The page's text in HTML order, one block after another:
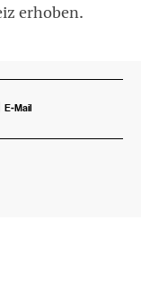
erhoben.
E-Mail